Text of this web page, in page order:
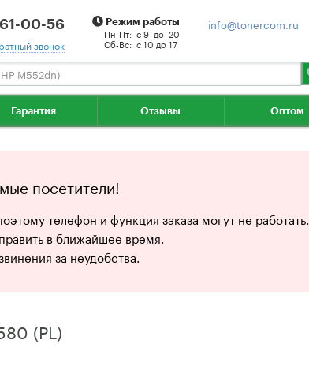
Гарантия Отзывы Оптом
00-56
звонок
Режим работы
Пн-Пт: с 9 до 20
Сб-Вс: с 10 до 17
info@tonercom.ru
посетители!
телефон и функция заказа могут не работать.
в ближайшее время.
за неудобства.
(PL)